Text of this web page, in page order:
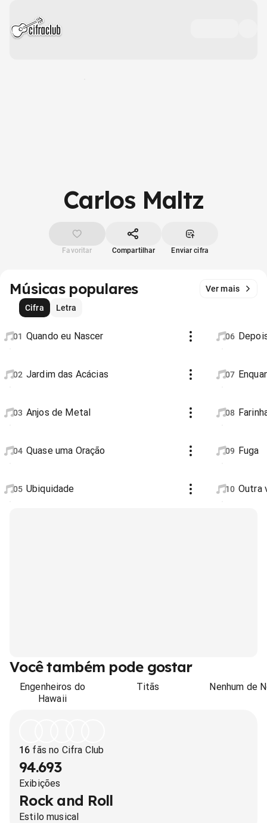
Carlos Maltz
Favoritar Compartilhar Enviar cifra
Músicas populares
Ver mais
Cifra
Letra
01 Quando eu Nascer
02 Jardim das Acácias
03 Anjos de Metal
04 Quase uma Oração
05 Ubiquidade
06
07
08
09 Fuga
10 Outra
Você também pode gostar
Engenheiros do
Hawaii
Titãs Nenhum de
16 fãs no Cifra Club
94.693
Exibições
Rock and Roll
Estilo musical